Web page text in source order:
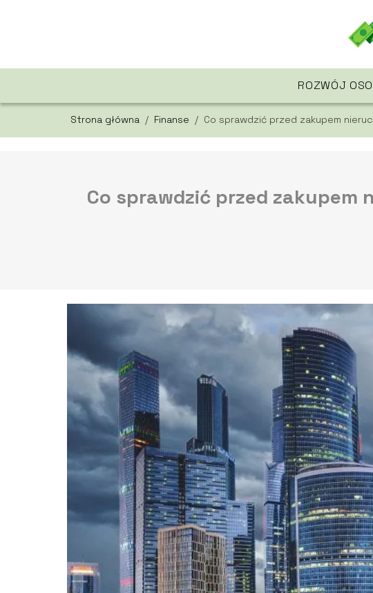
ROZWÓJ
Strona główna / Finanse / Co sprawdzić przed zakupem
Co sprawdzić przed zakupem